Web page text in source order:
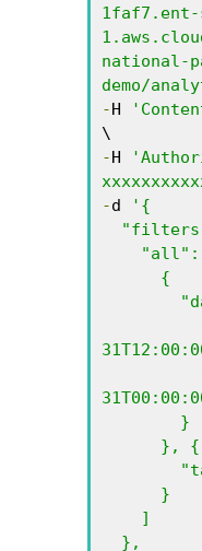
1faf7.ent-
national-
demo/
-H
-H
-d
'{